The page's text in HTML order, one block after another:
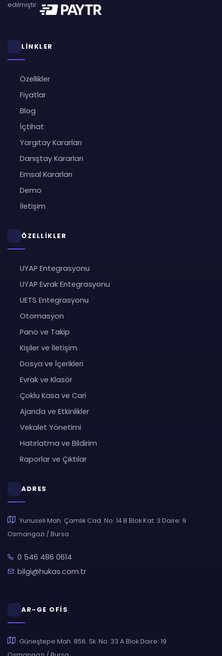
edilmiştir.
LİNKLER
Özellikler
Fiyatlar
Blog
İçtihat
Yargıtay Kararları
Danıştay Kararları
Emsal Kararları
Demo
İletişim
ÖZELLİKLER
UYAP Entegrasyonu
UYAP Evrak Entegrasyonu
UETS Entegrasyonu
Otomasyon
Pano ve Takip
Kişiler ve İletişim
Dosya ve İçerikleri
Evrak ve Klasör
Çoklu Kasa ve Cari
Ajanda ve Etkinlikler
Vekalet Yönetimi
Hatırlatma ve Bildirim
Raporlar ve Çıktılar
ADRES
Yunuseli Mah. Çamlık Cad. No: 14 B Blok Kat: 3 Daire: 9
Osmangazi / Bursa
0 546 486 0614
bilgi@hukas.com.tr
AR-GE OFİS
Güneştepe Mah. 856. Sk. No: 33 A Blok Daire: 19